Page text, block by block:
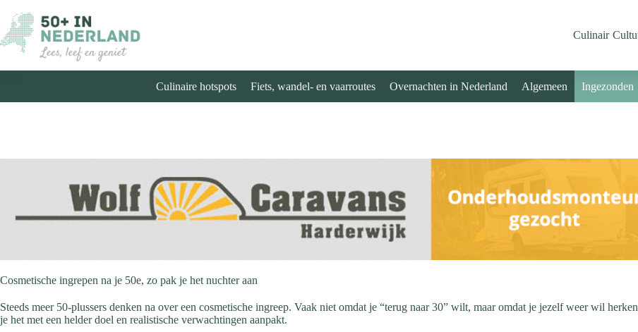
naar
de
inhoud
Culinair
Culinaire hotspots Fiets, wandel- en vaarroutes Overnachten in Nederland Algemeen Ingezonden
Cosmetische ingrepen na je 50e, zo pak je het nuchter aan
Steeds meer 50-plussers denken na over een cosmetische ingreep. Vaak niet omdat je “terug naar 30” wilt, maar omdat je jezelf weer wil
je het met een helder doel en realistische verwachtingen aanpakt.